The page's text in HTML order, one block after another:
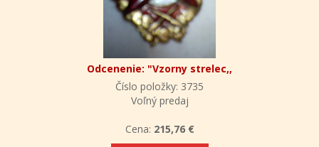
Odcenenie: "Vzorny strelec,,
Číslo položky: 3735
Voľný predaj
Cena: 215,76 €